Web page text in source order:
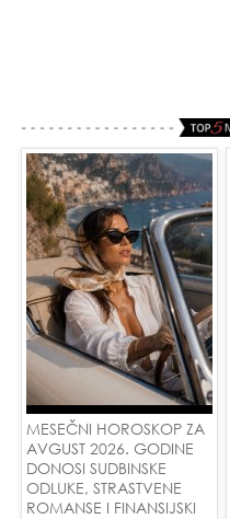
MESEČNI HOROSKOP ZA
AVGUST 2026. GODINE
DONOSI SUDBINSKE
ODLUKE, STRASTVENE
ROMANSE I FINANSIJSKI